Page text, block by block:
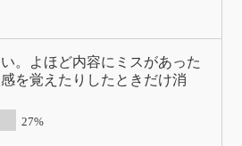
。よほど内容にミスがあった
を覚えたりしたときだけ消
27%